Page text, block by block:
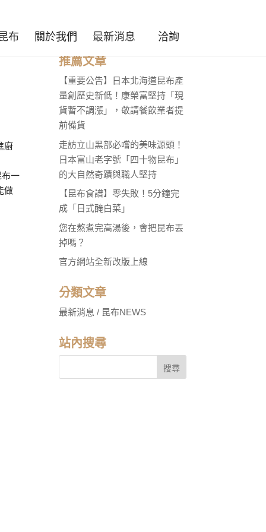
布 關於我們 最新消息 洽詢
廚
一
做
推薦文章
【重要公告】日本北海道昆布產
量創歷史新低！康榮富堅持「現
貨暫不調漲」，敬請餐飲業者提
前備貨
走訪立山黑部必嚐的美味源頭！
日本富山老字號「四十物昆布」
的大自然奇蹟與職人堅持
【昆布食譜】零失敗！5分鐘完
成「日式醃白菜」
您在熬煮完高湯後，會把昆布丟
掉嗎？
官方網站全新改版上線
分類文章
最新消息 / 昆布NEWS
站內搜尋